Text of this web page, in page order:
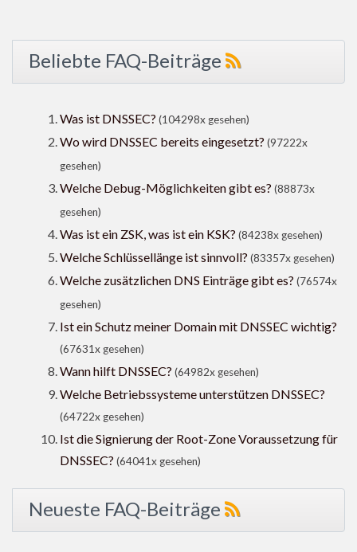
Beliebte FAQ-Beiträge
Was ist DNSSEC? (104298x gesehen)
Wo wird DNSSEC bereits eingesetzt? (97222x
gesehen)
Welche Debug-Möglichkeiten gibt es? (88873x
gesehen)
Was ist ein ZSK, was ist ein KSK? (84238x gesehen)
Welche Schlüssellänge ist sinnvoll? (83357x gesehen)
Welche zusätzlichen DNS Einträge gibt es? (76574x
gesehen)
Ist ein Schutz meiner Domain mit DNSSEC wichtig?
(67631x gesehen)
Wann hilft DNSSEC? (64982x gesehen)
Welche Betriebssysteme unterstützen DNSSEC?
(64722x gesehen)
Ist die Signierung der Root-Zone Voraussetzung für
DNSSEC? (64041x gesehen)
Neueste FAQ-Beiträge